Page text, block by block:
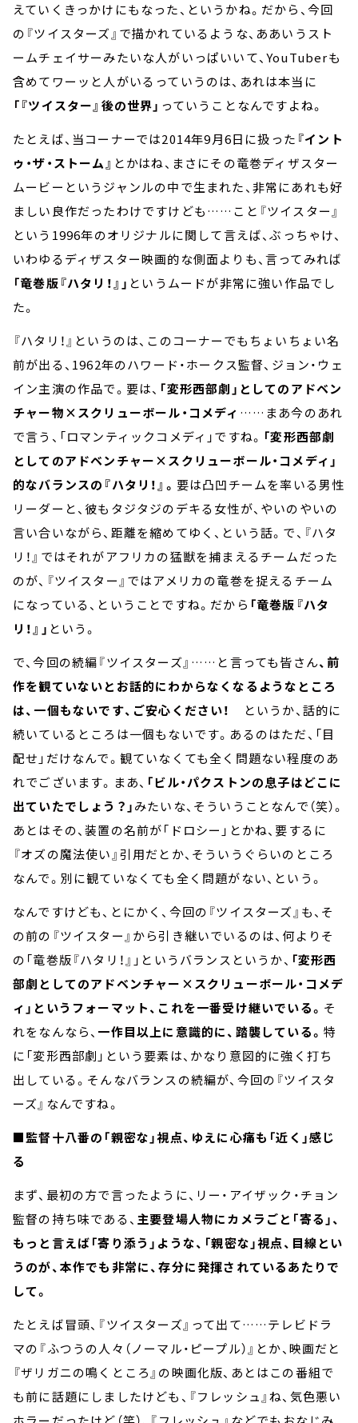
えていくきっかけにもなった、というかね。だから、今回
の『ツイスターズ』で描かれているような、ああいうスト
ームチェイサーみたいな人がいっぱいいて、YouTuberも
含めてワーッと人がいるっていうのは、あれは本当に
「『ツイスター』後の世界」 っていうことなんですよね。
たとえば、当コーナーでは2014年9月6日に扱った 『イント
ゥ・ザ・ストーム』 とかはね、まさにその竜巻ディザスター
ムービーというジャンルの中で生まれた、非常にあれも好
ましい良作だったわけですけども……こと『ツイスター』
という1996年のオリジナルに関して言えば、ぶっちゃけ、
いわゆるディザスター映画的な側面よりも、言ってみれば
「竜巻版『ハタリ！』」 というムードが非常に強い作品でし
た。
『ハタリ！』というのは、このコーナーでもちょいちょい名
前が出る、1962年のハワード・ホークス監督、ジョン・ウェ
イン主演の作品で。要は、 「変形西部劇」としてのアドベン
チャー物×スクリューボール・コメディ ……まあ今のあれ
で言う、「ロマンティックコメディ」ですね。 「変形西部劇
としてのアドベンチャー×スクリューボール・コメディ」
的なバランスの『ハタリ！』。 要は凸凹チームを率いる男性
リーダーと、彼もタジタジのデキる女性が、やいのやいの
言い合いながら、距離を縮めてゆく、という話。で、『ハタ
リ！』ではそれがアフリカの猛獣を捕まえるチームだった
のが、『ツイスター』ではアメリカの竜巻を捉えるチーム
になっている、ということですね。だから 「竜巻版『ハタ
リ！』」 という。
で、今回の続編『ツイスターズ』……と言っても皆さん、前
作を観ていないとお話的にわからなくなるようなところ
は、一個もないです、ご安心ください！
というか、話的に
続いているところは一個もないです。あるのはただ、「目
配せ」だけなんで。観ていなくても全く問題ない程度のあ
れでございます。まあ、 「ビル・パクストンの息子はどこに
出ていたでしょう？」みたいな、そういうことなんで（笑）。
あとはその、装置の名前が「ドロシー」とかね、要するに
『オズの魔法使い』引用だとか、そういうぐらいのところ
なんで。別に観ていなくても全く問題がない、という。
なんですけども、とにかく、今回の『ツイスターズ』も、そ
の前の『ツイスター』から引き継いでいるのは、何よりそ
の「竜巻版『ハタリ！』」というバランスというか、 「変形西
部劇としてのアドベンチャー×スクリューボール・コメデ
ィ」というフォーマット、これを一番受け継いでいる。 そ
れをなんなら、 一作目以上に意識的に、踏襲している。特
に「変形西部劇」という要素は、かなり意図的に強く打ち
出している。そんなバランスの続編が、今回の『ツイスタ
ーズ』なんですね。
■監督十八番の「親密な」視点、ゆえに心痛も「近く」感じ
る
まず、最初の方で言ったように、リー・アイザック・チョン
監督の持ち味である、 主要登場人物にカメラごと「寄る」、
もっと言えば「寄り添う」ような、「親密な」視点、目線とい
うのが、本作でも非常に、存分に発揮されているあたりで
して。
たとえば冒頭、『ツイスターズ』って出て……テレビドラ
マの『ふつうの人々（ノーマル・ピープル）』とか、映画だと
『ザリガニの鳴くところ』の映画化版、あとはこの番組で
も前に話題にしましたけども、『フレッシュ』ね、気色悪い